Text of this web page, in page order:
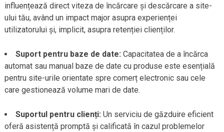
influențează direct viteza de încărcare și descărcare a site-
ului tău, având un impact major asupra experienței
utilizatorului și, implicit, asupra retenției clienților.
Suport pentru baze de date: Capacitatea de a încărca
automat sau manual baze de date cu produse este esențială
pentru site-urile orientate spre comerț electronic sau cele
care gestionează volume mari de date.
Suportul pentru clienți: Un serviciu de găzduire eficient
oferă asistență promptă și calificată în cazul problemelor